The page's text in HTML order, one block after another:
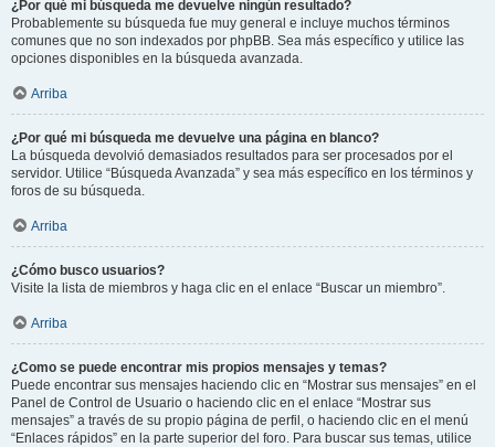
¿Por qué mi búsqueda me devuelve ningún resultado?
Probablemente su búsqueda fue muy general e incluye muchos términos
comunes que no son indexados por phpBB. Sea más específico y utilice las
opciones disponibles en la búsqueda avanzada.
Arriba
¿Por qué mi búsqueda me devuelve una página en blanco?
La búsqueda devolvió demasiados resultados para ser procesados por el
servidor. Utilice “Búsqueda Avanzada” y sea más específico en los términos y
foros de su búsqueda.
Arriba
¿Cómo busco usuarios?
Visite la lista de miembros y haga clic en el enlace “Buscar un miembro”.
Arriba
¿Como se puede encontrar mis propios mensajes y temas?
Puede encontrar sus mensajes haciendo clic en “Mostrar sus mensajes” en el
Panel de Control de Usuario o haciendo clic en el enlace “Mostrar sus
mensajes” a través de su propio página de perfil, o haciendo clic en el menú
“Enlaces rápidos” en la parte superior del foro. Para buscar sus temas, utilice